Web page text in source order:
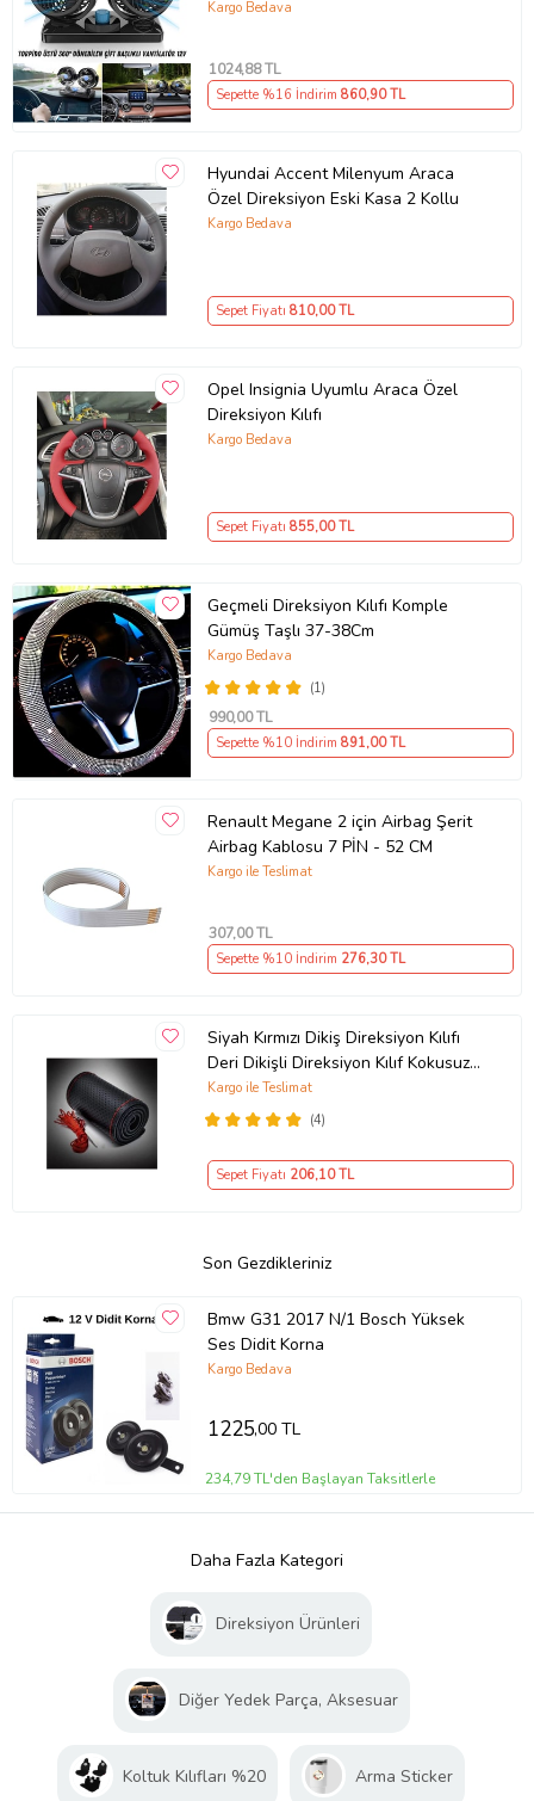
Soğutucu Fan 360° Dönebilen 12V
Kargo Bedava
1024,88 TL
Sepette %16 İndirim 860,90 TL
Hyundai Accent Milenyum Araca
Özel Direksiyon Eski Kasa 2 Kollu
Kargo Bedava
Sepet Fiyatı 810,00 TL
Opel Insignia Uyumlu Araca Özel
Direksiyon Kılıfı
Kargo Bedava
Sepet Fiyatı 855,00 TL
Geçmeli Direksiyon Kılıfı Komple
Gümüş Taşlı 37-38Cm
(1)
Kargo Bedava
990,00 TL
Sepette %10 İndirim 891,00 TL
Renault Megane 2 için Airbag Şerit
Airbag Kablosu 7 PİN - 52 CM
Kargo ile Teslimat
307,00 TL
Sepette %10 İndirim 276,30 TL
Siyah Kırmızı Dikiş Direksiyon Kılıfı
Deri Dikişli Direksiyon Kılıf Kokusuz
Kılıf
(4)
Kargo ile Teslimat
Sepet Fiyatı 206,10 TL
Son Gezdikleriniz
Bmw G31 2017 N/1 Bosch Yüksek
Ses Didit Korna
Kargo Bedava
1225,00 TL
234,79 TL'den Başlayan Taksitlerle
Daha Fazla Kategori
Direksiyon Ürünleri
Diğer Yedek Parça, Aksesuar
Koltuk Kılıfları %20 Arma Sticker